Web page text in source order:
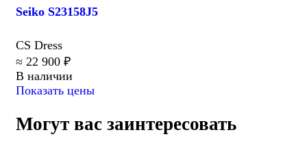
Seiko S23158J5
CS Dress
≈ 22 900 ₽
В наличии
Показать цены
Могут вас заинтересовать